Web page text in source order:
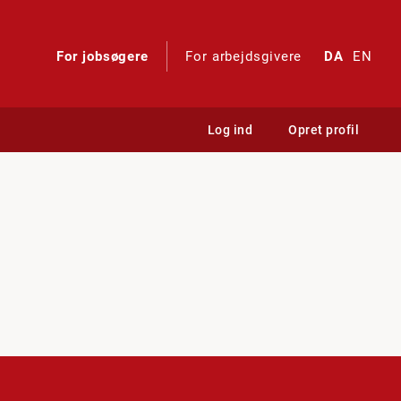
For jobsøgere For arbejdsgivere DA EN
Log ind Opret profil